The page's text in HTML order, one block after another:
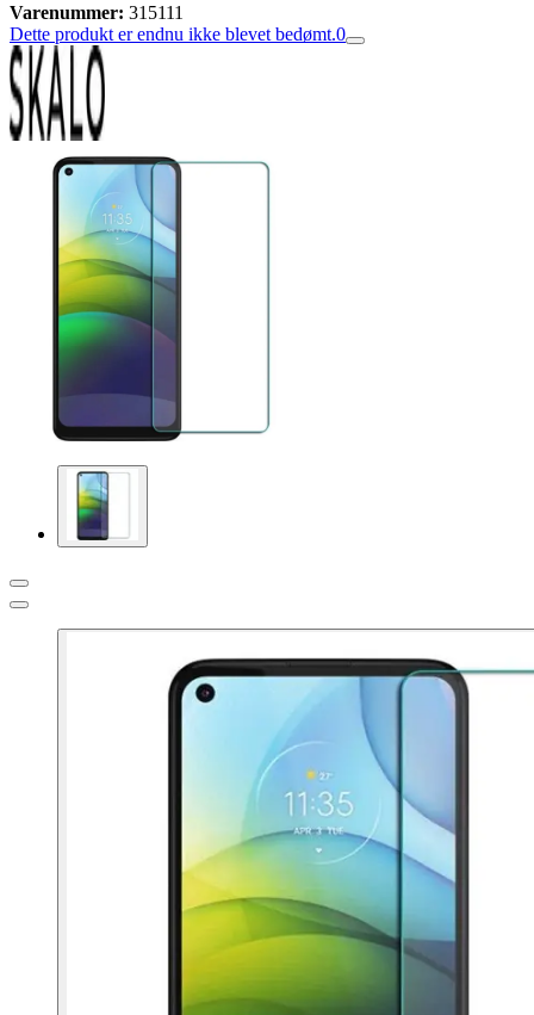
Varenummer: 315111
Dette produkt er endnu ikke blevet bedømt.0